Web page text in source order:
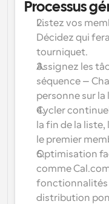
Ventes
Ressources
humaines
Éducation
Créer un client
Intégrez
Événements
Planifier des
Documents
Besoin d'en
documentation
Intégrer
Intégrer
Hors du bureau
Planifiez des
Paiements
Accepter les
Processus
Listez vos
Décidez qui
tourniquet.
Assignez les
séquence –
personne sur la
Cycler
la fin de la
le premier
Optimisation
comme
fonctionnalités
distribution